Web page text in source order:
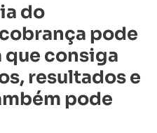
do
pode
consiga
resultados e
pode